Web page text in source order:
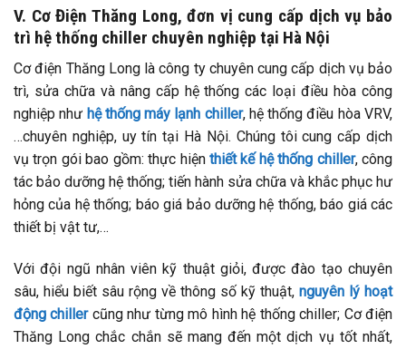
V. Cơ Điện Thăng Long, đơn vị cung cấp dịch vụ bảo
trì hệ thống chiller chuyên nghiệp tại Hà Nội
Cơ điện Thăng Long là công ty chuyên cung cấp dịch vụ bảo
trì, sửa chữa và nâng cấp hệ thống các loại điều hòa công
nghiệp như hệ thống máy lạnh chiller, hệ thống điều hòa VRV,
…chuyên nghiệp, uy tín tại Hà Nội. Chúng tôi cung cấp dịch
vụ trọn gói bao gồm: thực hiện thiết kế hệ thống chiller, công
tác bảo dưỡng hệ thống; tiến hành sửa chữa và khắc phục hư
hỏng của hệ thống; báo giá bảo dưỡng hệ thống, báo giá các
thiết bị vật tư,…
Với đội ngũ nhân viên kỹ thuật giỏi, được đào tạo chuyên
sâu, hiểu biết sâu rộng về thông số kỹ thuật, nguyên lý hoạt
động chillercũng như từng mô hình hệ thống chiller; Cơ điện
Thăng Long chắc chắn sẽ mang đến một dịch vụ tốt nhất,